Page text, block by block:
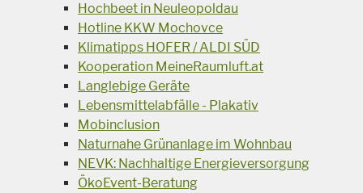
Hochbeet in Neuleopoldau
Hotline KKW Mochovce
Klimatipps HOFER / ALDI SÜD
Kooperation MeineRaumluft.at
Langlebige Geräte
Lebensmittelabfälle - Plakativ
Mobinclusion
Naturnahe Grünanlage im Wohnbau
NEVK: Nachhaltige Energieversorgung
ÖkoEvent-Beratung